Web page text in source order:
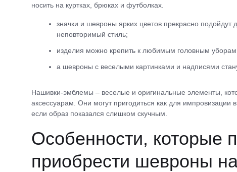
носить на куртках, брюках и футболках.
значки и шевроны ярких цветов прекрасно
неповторимый стиль;
изделия можно крепить к любимым головным
а шевроны с веселыми картинками и надписями
Нашивки-эмблемы – веселые и оригинальные элементы,
аксессуарам. Они могут пригодиться как для импровизации
если образ показался слишком скучным.
Особенности, которые
приобрести шевроны